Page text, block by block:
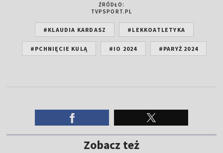
ŹRÓDŁO:
TVPSPORT.PL
#KLAUDIA KARDASZ #LEKKOATLETYKA
#PCHNIĘCIE KULĄ #IO 2024 #PARYŻ 2024
Zobacz też